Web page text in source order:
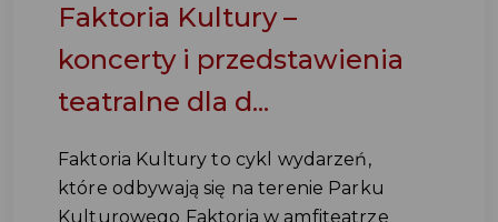
Faktoria Kultury –
koncerty i przedstawienia
teatralne dla d...
Faktoria Kultury to cykl wydarzeń,
które odbywają się na terenie Parku
Kulturowego Faktoria w amfiteatrze